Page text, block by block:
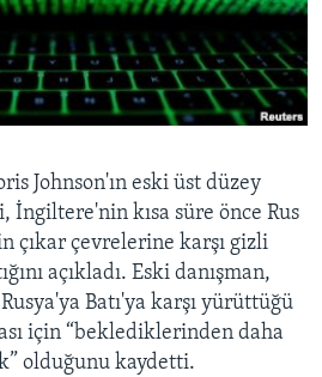
Johnson'ın eski üst düzey
İngiltere'nin kısa süre önce Rus
çıkar çevrelerine karşı gizli
açıkladı. Eski danışman,
Rusya'ya Batı'ya karşı yürüttüğü
için “beklediklerinden daha
olduğunu kaydetti.